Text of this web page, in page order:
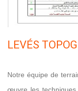
LEVÉS
Notre équipe de